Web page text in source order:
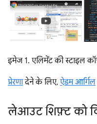
इमेज 1. एलिमेंट की स्टाइल
प्रेरणादेने के लिए, ऐडम आर्गिल
लेआउट शिफ़्ट को